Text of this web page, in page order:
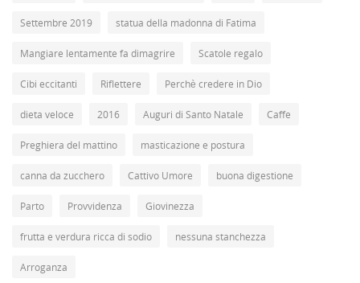
Settembre 2019 statua della madonna di Fatima
Mangiare lentamente fa dimagrire Scatole regalo
Cibi eccitanti Riflettere Perchè credere in Dio
dieta veloce 2016 Auguri di Santo Natale Caffe
Preghiera del mattino masticazione e postura
canna da zucchero Cattivo Umore buona digestione
Parto Provvidenza Giovinezza
frutta e verdura ricca di sodio nessuna stanchezza
Arroganza